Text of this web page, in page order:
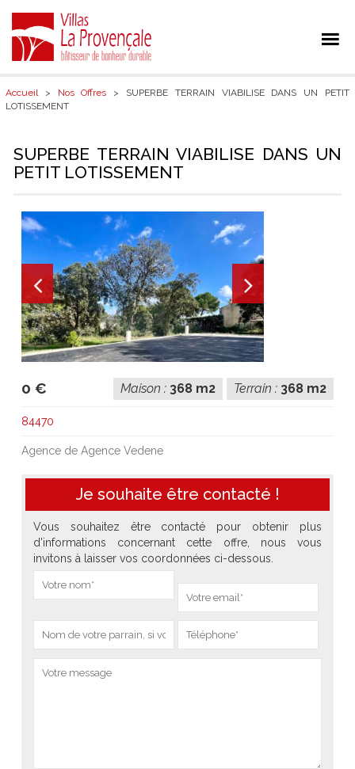
Accueil> Nos Offres > SUPERBE TERRAIN VIABILISE DANS UN PETIT
LOTISSEMENT
SUPERBE TERRAIN VIABILISE DANS UN
PETIT LOTISSEMENT
0 € Terrain : 368 m2
Maison : 368 m2
84470
Agence de Agence Vedene
Je souhaite être contacté !
Vous souhaitez être contacté pour obtenir plus
d'informations concernant cette offre, nous vous
invitons à laisser vos coordonnées ci-dessous.